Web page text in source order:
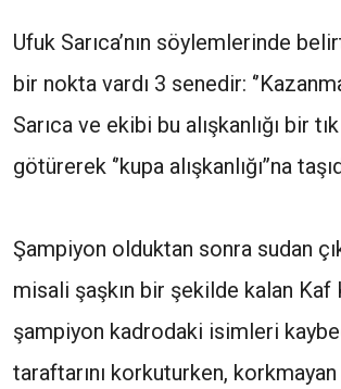
Ufuk Sarıca’nın söylemlerinde
bir nokta vardı 3 senedir: ‘’Kazanma
Sarıca ve ekibi bu alışkanlığı bir
götürerek ‘’kupa alışkanlığı’’na
Şampiyon olduktan sonra sudan
misali şaşkın bir şekilde kalan Kaf
şampiyon kadrodaki isimleri
taraftarını korkuturken, korkmayan